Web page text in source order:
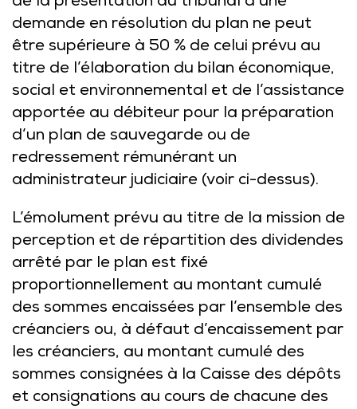
demande en résolution du plan ne peut
être supérieure à 50 % de celui prévu au
titre de l’élaboration du bilan économique,
social et environnemental et de l’assistance
apportée au débiteur pour la préparation
d’un plan de sauvegarde ou de
redressement rémunérant un
administrateur judiciaire (voir ci-dessus).
L’émolument prévu au titre de la mission de
perception et de répartition des dividendes
arrêté par le plan est fixé
proportionnellement au montant cumulé
des sommes encaissées par l’ensemble des
créanciers ou, à défaut d’encaissement par
les créanciers, au montant cumulé des
sommes consignées à la Caisse des dépôts
et consignations au cours de chacune des